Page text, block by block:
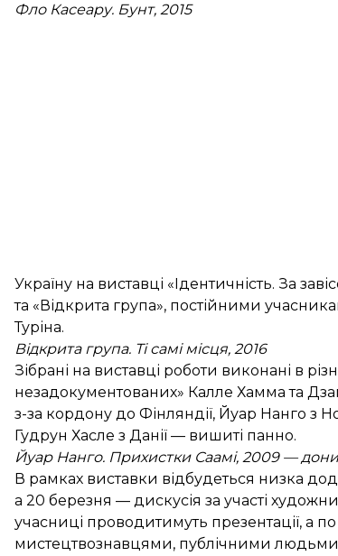
Фло Касеару. Бунт, 2015
Україну на виставці «Ідентичність. За
та «Відкрита група», постійними
Туріна.
Відкрита група. Ті самі місця, 2016
Зібрані на виставці роботи виконані в
незадокументованих» Калле Хамма та
з-за кордону до Фінляндії, Йуар Нанго з
Гудрун Хасле з Данії — вишиті панно.
Йуар Нанго. Прихистки Саамі, 2009 —
В рамках виставки відбудеться низка
а 20 березня — дискусія за участі
учасниці проводитимуть презентації, а
мистецтвознавцями, публічними